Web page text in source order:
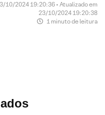
10/2024 19:20:36 • Atualizado em
23/10/2024 19:20:38
1 minuto de leitura